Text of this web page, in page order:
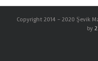
Copyright 2014 - 2020 Şevik
by